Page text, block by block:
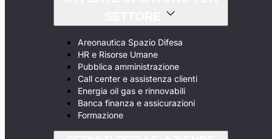
Areonautica Spazio Difesa
HR e Risorse Umane
Pubblica amministrazione
Call center e assistenza clienti
Energia oil gas e rinnovabili
Banca finanza e assicurazioni
Formazione